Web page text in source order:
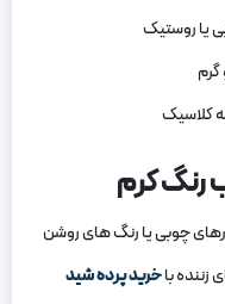
یا روستیک
گرم
‌کلاسیک
رنگ کرم
چوبی یا رنگ‌ های روشن
باخرید پرده شید